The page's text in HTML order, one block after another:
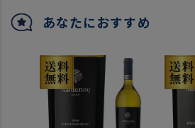
あなたにおすすめ